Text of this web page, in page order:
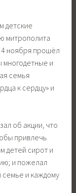
детские
митрополита
4 ноября прошёл
многодетные и
семья
к сердцу» и
об акции, что
привлечь
детей сирот и
и пожелал
семье и каждому